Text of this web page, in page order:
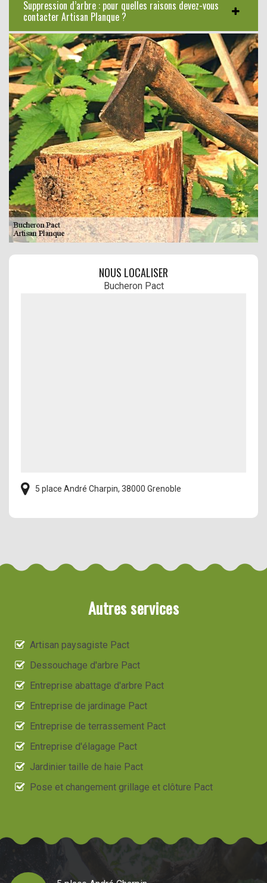
Suppression d’arbre : pour quelles raisons devez-vous
contacter Artisan Planque ?
NOUS LOCALISER
Bucheron Pact
5 place André Charpin, 38000 Grenoble
Autres services
Artisan paysagiste Pact
Dessouchage d'arbre Pact
Entreprise abattage d'arbre Pact
Entreprise de jardinage Pact
Entreprise de terrassement Pact
Entreprise d'élagage Pact
Jardinier taille de haie Pact
Pose et changement grillage et clôture Pact